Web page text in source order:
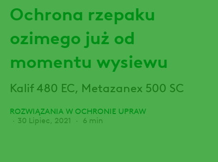
Ochrona rzepaku
ozimego już od
momentu wysiewu
Kalif 480 EC, Metazanex 500 SC
ROZWIĄZANIA W OCHRONIE UPRAW
30 Lipiec, 2021
6 min